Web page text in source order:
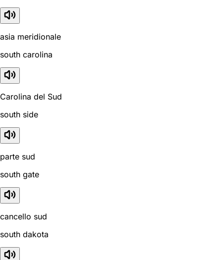
asia meridionale
south carolina
Carolina del Sud
south side
parte sud
south gate
cancello sud
south dakota